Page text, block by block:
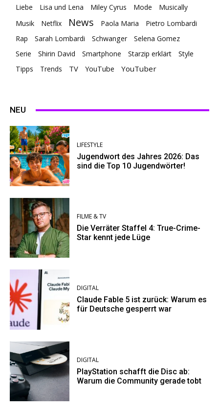
Liebe
Lisa und Lena Miley Cyrus Mode
Musically
Musik
Netflix News Paola Maria
Pietro Lombardi
Rap
Sarah Lombardi Schwanger
Selena Gomez
Serie
Shirin David Smartphone Starzip erklärt
Style
Tipps
Trends TV YouTube YouTuber
NEU
LIFESTYLE
Jugendwort des Jahres 2026: Das
sind die Top 10 Jugendwörter!
FILME & TV
Die Verräter Staffel 4: True-Crime-
Star kennt jede Lüge
DIGITAL
Claude Fable 5 ist zurück: Warum es
für Deutsche gesperrt war
DIGITAL
PlayStation schafft die Disc ab:
Warum die Community gerade tobt